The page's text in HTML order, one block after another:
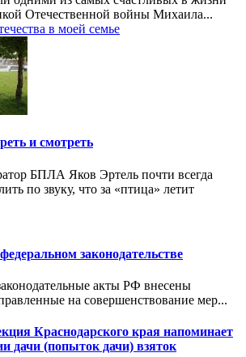
Отечественной войны Михаила...
в моей семье
и смотреть
БПЛА Яков Эртель почти всегда
по звуку, что за «птица» летит
законодательстве
акты РФ внесены
на совершенствование мер...
Краснодарского края напоминает
дачи (попыток дачи) взяток